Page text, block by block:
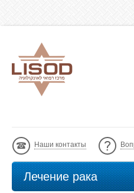
Наши контакты
Лечение рака